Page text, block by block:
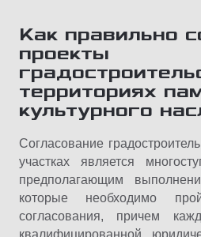
Как правильно
проекты
территориях
культурного
Согласование
участках является
предполагающим
которые необходимо
согласования, причем
квалифицированной